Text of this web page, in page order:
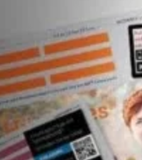
Flensburg:
Personen ein und aus
nur zu bestimmten